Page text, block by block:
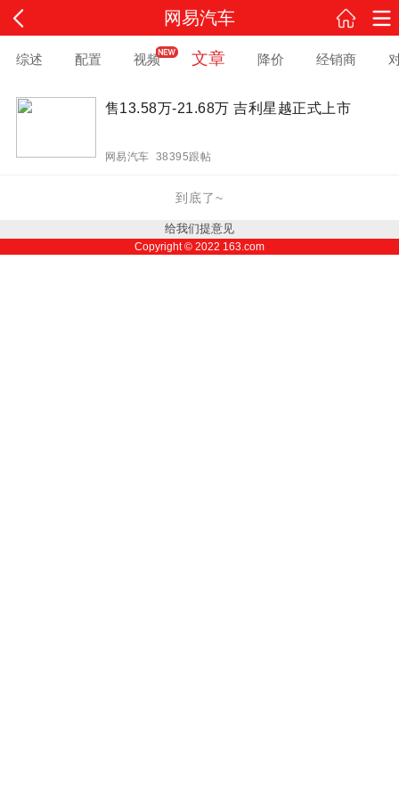
网易汽车
综述 配置 视频 文章 降价 经销商
售13.58万-21.68万 吉利星越正式上市
网易汽车 38395跟帖
到底了~
给我们提意见
Copyright © 2022 163.com